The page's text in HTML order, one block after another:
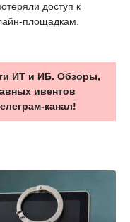
доступ к
площадкам.
ИТ и ИБ. Обзоры,
ивентов
канал!